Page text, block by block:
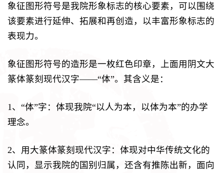
象征图形符号是我院形象标志的核心要素，可以围绕
该要素进行延伸、拓展和再创造，以丰富形象标志的
表现力。
象征图形符号的造形是一枚红色印章，上面用阴文大
篆体篆刻现代汉字——“体”。其含义是：
1、“体”字：体现我院“以人为本，以体为本”的办学
理念。
2、用大篆体篆刻现代汉字：体现对中华传统文化的
认同，显示我院的国别归属，还含有推陈出新，面向